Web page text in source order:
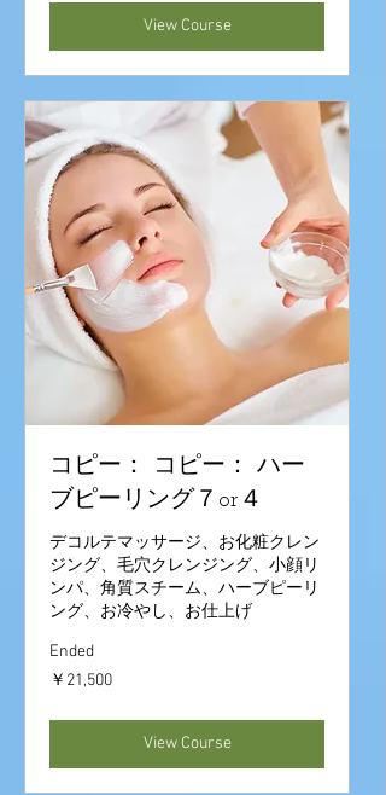
View Course
コピー： コピー： ハー
ブピーリング７or４
デコルテマッサージ、お化粧クレン
ジング、毛穴クレンジング、小顔リ
ンパ、角質スチーム、ハーブピーリ
ング、お冷やし、お仕上げ
Ended
21,500
円
￥21,500
View Course